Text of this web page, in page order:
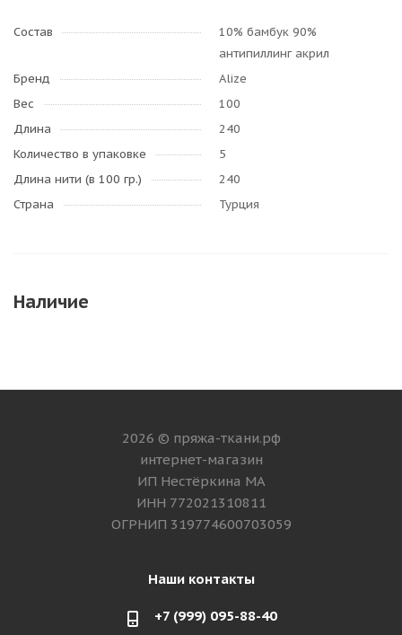
Состав
10% бамбук 90%
антипиллинг акрил
Бренд
Alize
Вес
100
Длина
240
Количество в упаковке
5
Длина нити (в 100 гр.)
240
Страна
Турция
Наличие
2026 © пряжа-ткани.рф
интернет-магазин
ИП Нестёркина МА
ИНН 772021310811
ОГРНИП 319774600703059
Наши контакты
+7 (999) 095-88-40